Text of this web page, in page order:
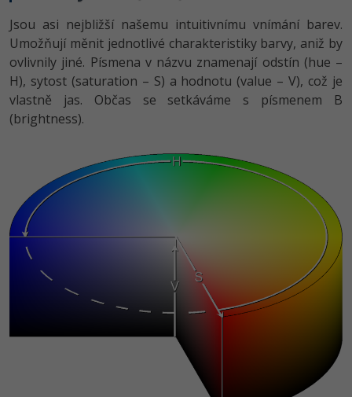
Jsou asi nejbližší našemu intuitivnímu vnímání barev.
Umožňují měnit jednotlivé charakteristiky barvy, aniž by
ovlivnily jiné. Písmena v názvu znamenají odstín (hue –
H), sytost (saturation – S) a hodnotu (value – V), což je
vlastně jas. Občas se setkáváme s písmenem B
(brightness).